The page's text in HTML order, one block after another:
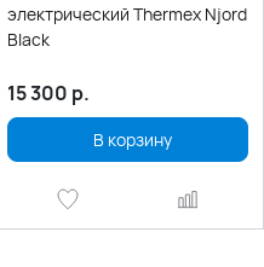
электрический Thermex Njord
Black
15 300 р.
В корзину